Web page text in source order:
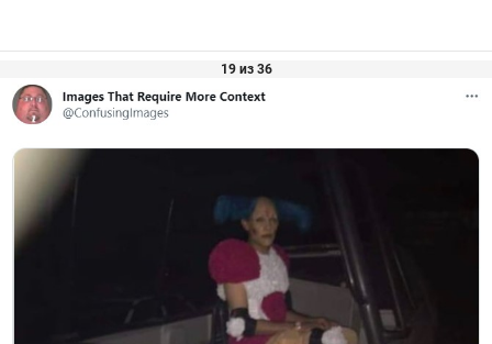
19 из 36